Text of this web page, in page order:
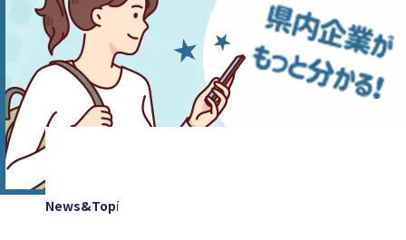
News&Topics